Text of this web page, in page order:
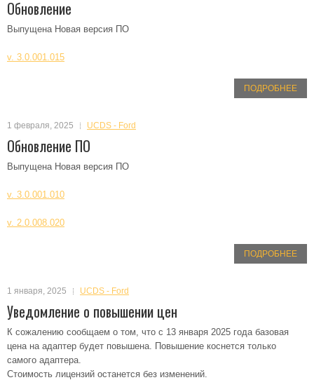
Обновление
Выпущена Новая версия ПО
v. 3.0.001.015
ПОДРОБНЕЕ
1 февраля, 2025 UCDS - Ford
Обновление ПО
Выпущена Новая версия ПО
v. 3.0.001.010
v. 2.0.008.020
ПОДРОБНЕЕ
1 января, 2025 UCDS - Ford
Уведомление о повышении цен
К сожалению сообщаем о том, что с 13 января 2025 года базовая
цена на адаптер будет повышена. Повышение коснется только
самого адаптера.
Стоимость лицензий останется без изменений.